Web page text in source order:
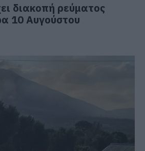
διακοπή ρεύματος
10 Αυγούστου